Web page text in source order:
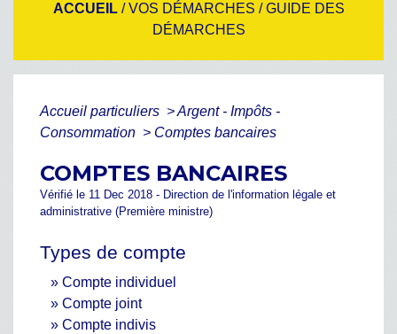
ACCUEIL/VOS DÉMARCHES /GUIDE DES
DÉMARCHES
Accueil particuliers >Argent - Impôts -
Consommation > Comptes bancaires
COMPTES BANCAIRES
Vérifié le 11 Dec 2018 - Direction de l'information légale et
administrative (Première ministre)
Types de compte
Compte individuel
Compte joint
Compte indivis